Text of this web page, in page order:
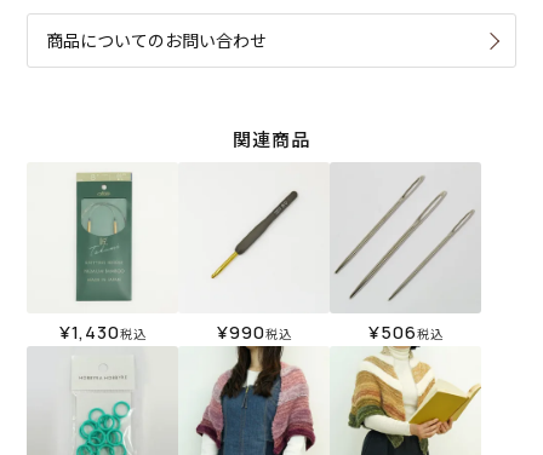
商品についてのお問い合わせ
関連商品
¥1,430税込 ¥990税込 ¥506税込